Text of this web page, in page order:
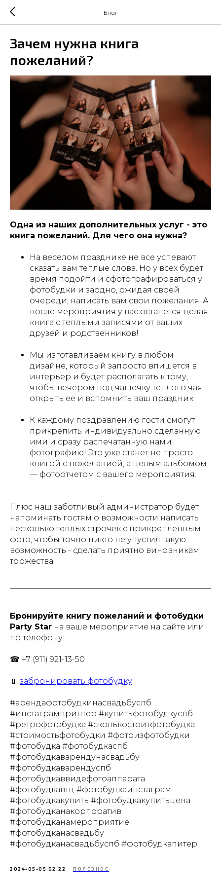
Блог
Зачем нужна книга
пожеланий?
Одна из наших дополнительных услуг - это
книга пожеланий. Для чего она нужна?
На веселом празднике не все успевают
сказать вам теплые слова. Но у всех будет
время подойти и сфотографироваться у
фотобудки и заодно, ожидая своей
очереди, написать вам свои пожелания. А
после мероприятия у вас останется целая
книга с теплыми записями от ваших
друзей и родственников!
Мы изготавливаем книгу в любом
дизайне, который запросто впишется в
интерьер и будет располагать к тому,
чтобы вечером под чашечку теплого чая
открыть ее и вспомнить ваш праздник.
К каждому поздравлению гости смогут
прикрепить индивидуально сделанную
ими и сразу распечатанную нами
фотографию! Это уже станет не просто
книгой с пожеланией, а целым альбомом
— фотоотчетом с вашего мероприятия.
Плюс наш заботливый администратор будет
напоминать гостям о возможности написать
несколько теплых строчек с прикрепленным
фото, чтобы точно никто не упустил такую
возможность - сделать приятно виновникам
торжества.
Бронируйте книгу пожеланий и фотобудки
Party Star на ваше мероприятие на сайте или
по телефону:
☎ +7 (911) 921-13-50
📱 забронировать фотобудку
#арендафотобудкинасвадьбуспб
#инстагрампринтер #купитьфотобудкуспб
#ретрофотобудка #сколькостоитфотобудка
#стоимостьфотобудки #фотоизфотобудки
#фотобудка #фотобудкаспб
#фотобудкаварендунасвадьбу
#фотобудкаварендуспб
#фотобудкаввидефотоаппарата
#фотобудкавтц #фотобудкаинстаграм
#фотобудкакупить #фотобудкакупитьцена
#фотобудканакорпоратив
#фотобудканамероприятие
#фотобудканасвадьбу
#фотобудканасвадьбуспб #фотобудкапитер
2024-05-05 02:22 ПОЛЕЗНОЕ